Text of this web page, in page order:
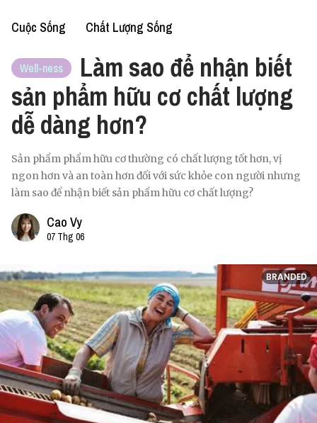
Cuộc Sống Chất Lượng Sống
Well-ness
Làm sao để nhận biết
sản phẩm hữu cơ chất lượng
dễ dàng hơn?
Sản phẩm phẩm hữu cơ thường có chất lượng tốt hơn, vị
ngon hơn và an toàn hơn đối với sức khỏe con người nhưng
làm sao để nhận biết sản phẩm hữu cơ chất lượng?
Cao Vy
07 Thg 06
BRANDED